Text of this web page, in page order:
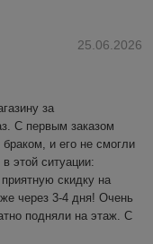
25.06.2026
за
С первым заказом
и его не смогли
этой ситуации:
скидку на
через 3-4 дня! Очень
подняли на этаж. С